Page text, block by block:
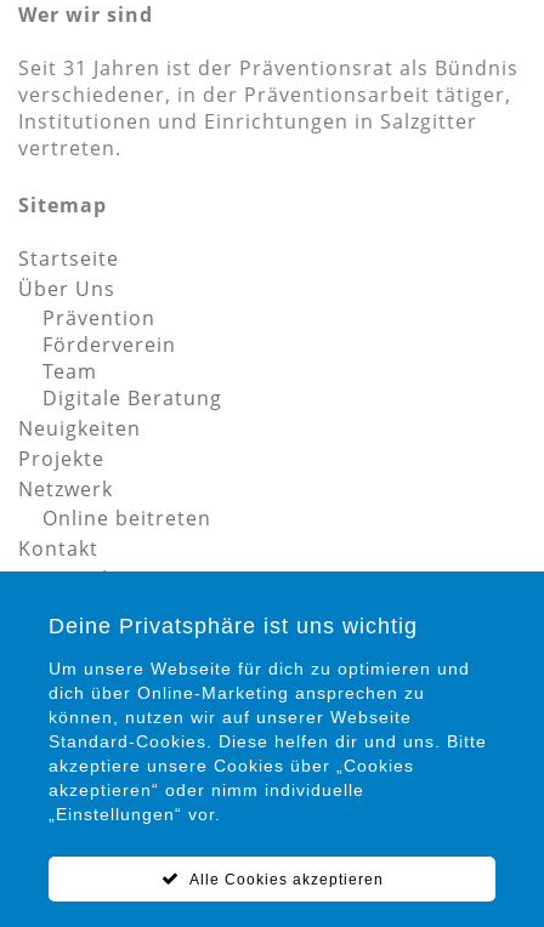
Wer wir sind
Seit 31 Jahren ist der Präventionsrat als Bündnis
verschiedener, in der Präventionsarbeit tätiger,
Institutionen und Einrichtungen in Salzgitter
vertreten.
Sitemap
Startseite
Über Uns
Prävention
Förderverein
Team
Digitale Beratung
Neuigkeiten
Projekte
Netzwerk
Online beitreten
Kontakt
Datenschutz
Petra Siems
Präventionsrat gegen Gewalt und Kriminalität in
05341 / 94 15 22 0
Deine Privatsphäre ist uns wichtig
Um unsere Webseite für dich zu optimieren und
dich über Online-Marketing ansprechen zu
können, nutzen wir auf unserer Webseite
Standard-Cookies. Diese helfen dir und uns. Bitte
akzeptiere unsere Cookies über „Cookies
akzeptieren“ oder nimm individuelle
„Einstellungen“ vor.
Alle Cookies akzeptieren